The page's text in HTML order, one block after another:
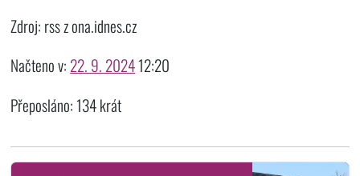
Zdroj: rss z ona.idnes.cz
Načteno v: 22. 9. 202412:20
Přeposláno: 134 krát